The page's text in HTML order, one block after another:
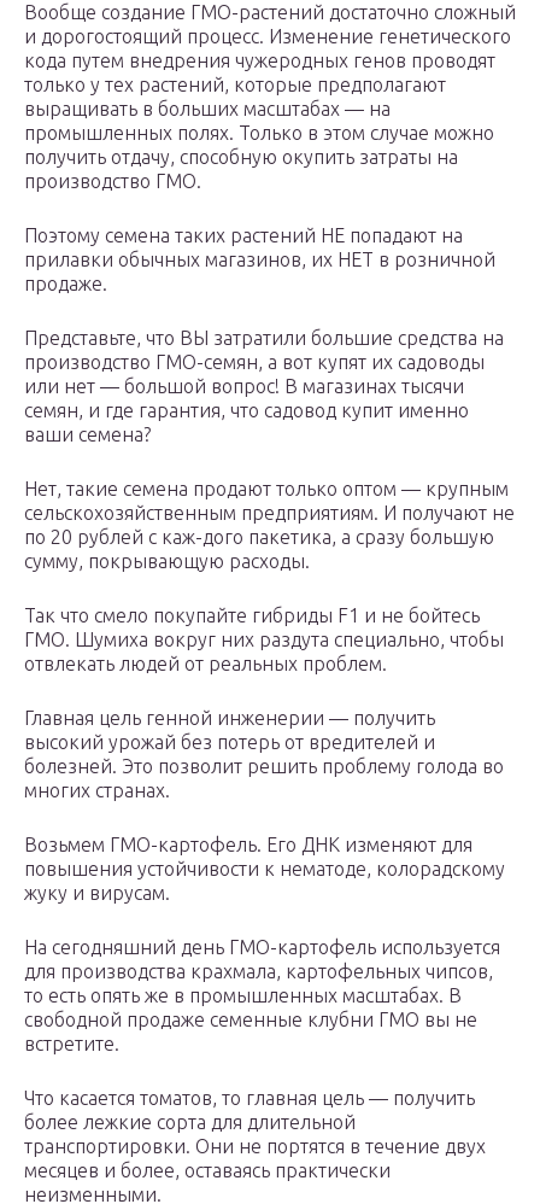
Вообще создание ГМО-растений достаточно сложный
и дорогостоящий процесс. Изменение генетического
кода путем внедрения чужеродных генов проводят
только у тех растений, которые предполагают
выращивать в больших масштабах — на
промышленных полях. Только в этом случае можно
получить отдачу, способную окупить затраты на
производство ГМО.
Поэтому семена таких растений НЕ попадают на
прилавки обычных магазинов, их НЕТ в розничной
продаже.
Представьте, что ВЫ затратили большие средства на
производство ГМО-семян, а вот купят их садоводы
или нет — большой вопрос! В магазинах тысячи
семян, и где гарантия, что садовод купит именно
ваши семена?
Нет, такие семена продают только оптом — крупным
сельскохозяйственным предприятиям. И получают не
по 20 рублей с каж-дого пакетика, а сразу большую
сумму, покрывающую расходы.
Так что смело покупайте гибриды F1 и не бойтесь
ГМО. Шумиха вокруг них раздута специально, чтобы
отвлекать людей от реальных проблем.
Главная цель генной инженерии — получить
высокий урожай без потерь от вредителей и
болезней. Это позволит решить проблему голода во
многих странах.
Возьмем ГМО-картофель. Его ДНК изменяют для
повышения устойчивости к нематоде, колорадскому
жуку и вирусам.
На сегодняшний день ГМО-картофель используется
для производства крахмала, картофельных чипсов,
то есть опять же в промышленных масштабах. В
свободной продаже семенные клубни ГМО вы не
встретите.
Что касается томатов, то главная цель — получить
более лежкие сорта для длительной
транспортировки. Они не портятся в течение двух
месяцев и более, оставаясь практически
неизменными.